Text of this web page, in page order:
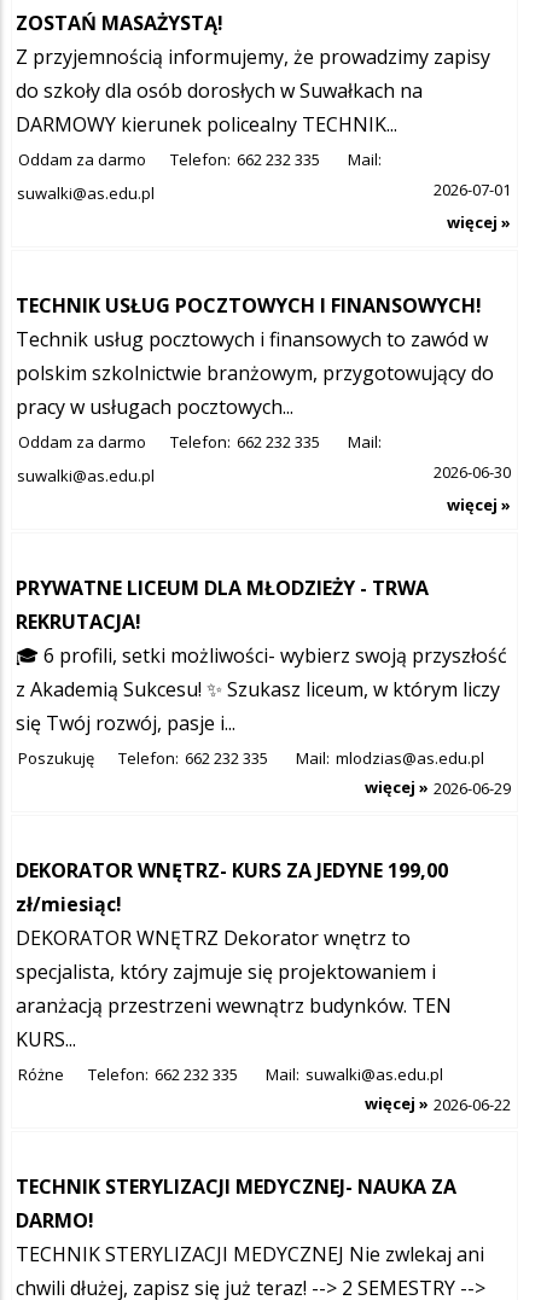
ZOSTAŃ MASAŻYSTĄ!
Z przyjemnością informujemy, że prowadzimy zapisy
do szkoły dla osób dorosłych w Suwałkach na
DARMOWY kierunek policealny TECHNIK...
Oddam za darmo Telefon: 662 232 335
Mail:
suwalki@as.edu.pl
2026-07-01
więcej »
TECHNIK USŁUG POCZTOWYCH I FINANSOWYCH!
Technik usług pocztowych i finansowych to zawód w
polskim szkolnictwie branżowym, przygotowujący do
pracy w usługach pocztowych...
Oddam za darmo Telefon: 662 232 335
Mail:
suwalki@as.edu.pl
2026-06-30
więcej »
PRYWATNE LICEUM DLA MŁODZIEŻY - TRWA
REKRUTACJA!
🎓 6 profili, setki możliwości- wybierz swoją przyszłość
z Akademią Sukcesu! ✨ Szukasz liceum, w którym liczy
się Twój rozwój, pasje i...
Poszukuję Telefon: 662 232 335 Mail: mlodzias@as.edu.pl
2026-06-29
więcej »
DEKORATOR WNĘTRZ- KURS ZA JEDYNE 199,00
zł/miesiąc!
DEKORATOR WNĘTRZ Dekorator wnętrz to
specjalista, który zajmuje się projektowaniem i
aranżacją przestrzeni wewnątrz budynków. TEN
KURS...
Różne Telefon: 662 232 335 Mail: suwalki@as.edu.pl
2026-06-22
więcej »
TECHNIK STERYLIZACJI MEDYCZNEJ- NAUKA ZA
DARMO!
TECHNIK STERYLIZACJI MEDYCZNEJ Nie zwlekaj ani
chwili dłużej, zapisz się już teraz! --> 2 SEMESTRY -->